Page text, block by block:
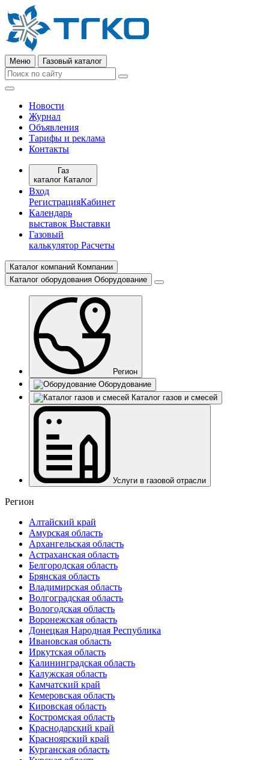
Меню Газовый каталог
Новости
Журнал
Объявления
Тарифы и реклама
Контакты
Газ
каталог Каталог
Вход
РегистрацияКабинет
Календарь
выставок Выставки
Газовый
калькулятор Расчеты
Каталог компаний Компании
Каталог оборудования Оборудование
Регион
Оборудование
Каталог газов и смесей
Услуги в газовой отрасли
Регион
Алтайский край
Амурская область
Архангельская область
Астраханская область
Белгородская область
Брянская область
Владимирская область
Волгоградская область
Вологодская область
Воронежская область
Донецкая Народная Республика
Ивановская область
Иркутская область
Калининградская область
Калужская область
Камчатский край
Кемеровская область
Кировская область
Костромская область
Краснодарский край
Красноярский край
Курганская область